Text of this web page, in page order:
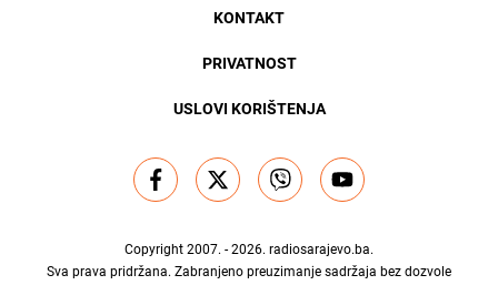
KONTAKT
PRIVATNOST
USLOVI KORIŠTENJA
Copyright 2007. - 2026. radiosarajevo.ba.
Sva prava pridržana. Zabranjeno preuzimanje sadržaja bez dozvole